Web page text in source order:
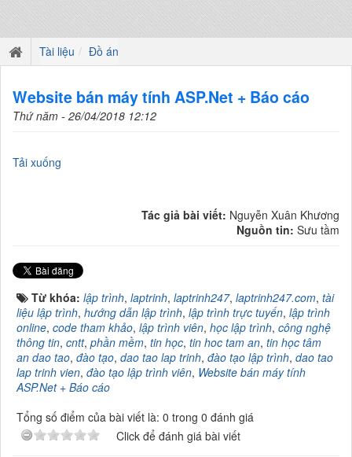
Tài liệu Đồ án
Website bán máy tính ASP.Net + Báo cáo
Thứ năm - 26/04/2018 12:12
Tải xuống
Tác giả bài viết: Nguyễn Xuân Khương
Nguồn tin: Sưu tầm
Từ khóa: lập trình, laptrinh, laptrinh247, laptrinh247.com, tài
liệu lập trình, hướng dẫn lập trình, lập trình trực tuyến, lập trình
online, code tham khảo, lập trình viên, học lập trình, công nghệ
thông tin, cntt, phần mềm, tin học, tin hoc tam an, tin học tâm
an dao tao, đào tạo, dao tao lap trinh, đào tạo lập trình, dao tao
lap trinh vien, đào tạo lập trình viên, Website bán máy tính
ASP.Net + Báo cáo
Tổng số điểm của bài viết là: 0 trong 0 đánh giá
Click để đánh giá bài viết